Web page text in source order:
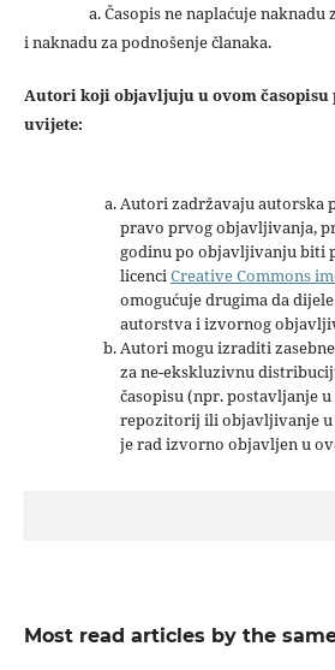
a. Časopis ne naplaćuje naknadu za
i naknadu za podnošenje članaka.
Autori koji objavljuju u ovom časopisu
uvijete:
Autori zadržavaju autorska
pravo prvog objavljivanja,
godinu po objavljivanju biti
licenciCreative Commons
omogućuje drugima da
autorstva i izvornog
Autori mogu izraditi
za ne-ekskluzivnu
časopisu (npr. postavljanje
repozitorij ili objavljivanje u
je rad izvorno objavljen u
Most read articles by the